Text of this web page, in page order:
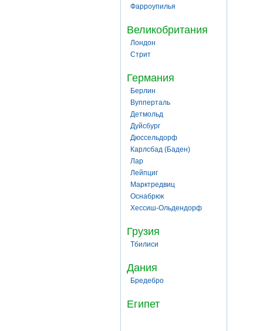
Фарроупилья
Великобритания
Лондон
Стрит
Германия
Берлин
Вупперталь
Детмольд
Дуйсбург
Дюссельдорф
Карлсбад (Баден)
Лар
Лейпциг
Марктредвиц
Оснабрюк
Хессиш-Ольдендорф
Грузия
Тбилиси
Дания
Бредебро
Египет